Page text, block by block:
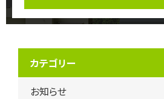
カテゴリー
お知らせ